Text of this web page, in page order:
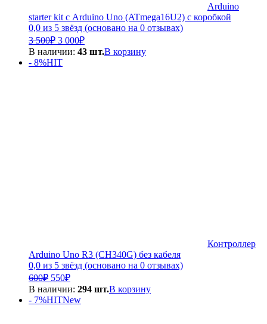
Arduino
starter kit с Arduino Uno (ATmega16U2) с коробкой
0,0 из 5 звёзд (основано на 0 отзывах)
3 500₽ Первоначальная
цена
составляла
3
3 000₽Текущая
цена:
В наличии: 43 шт.В корзину
- 8%HIT
Контроллер
Arduino Uno R3 (CH340G) без кабеля
0,0 из 5 звёзд (основано на 0 отзывах)
600₽ Первоначальная
цена
составляла
550₽Текущая
цена:
550₽.
В наличии: 294 шт.В корзину
- 7%HITNew